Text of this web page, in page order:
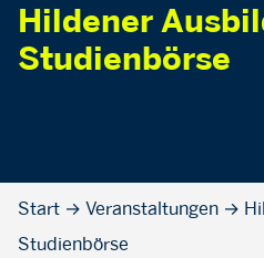
Hildener
Studienbörse
Start → Veranstaltungen →
Studienbörse